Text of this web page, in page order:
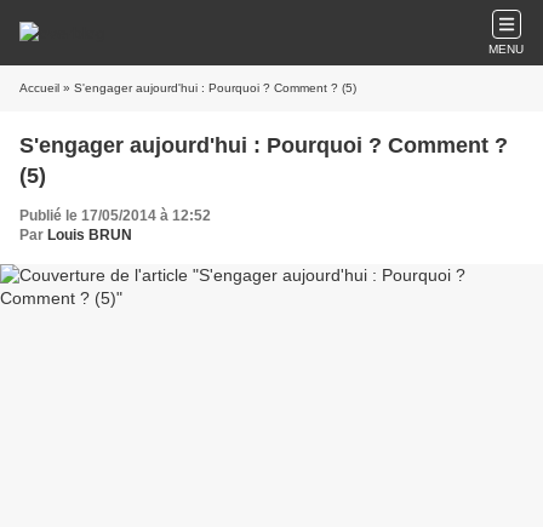
MENU
Accueil » S'engager aujourd'hui : Pourquoi ? Comment ? (5)
S'engager aujourd'hui : Pourquoi ? Comment ?
(5)
Publié le 17/05/2014 à 12:52
Par Louis BRUN